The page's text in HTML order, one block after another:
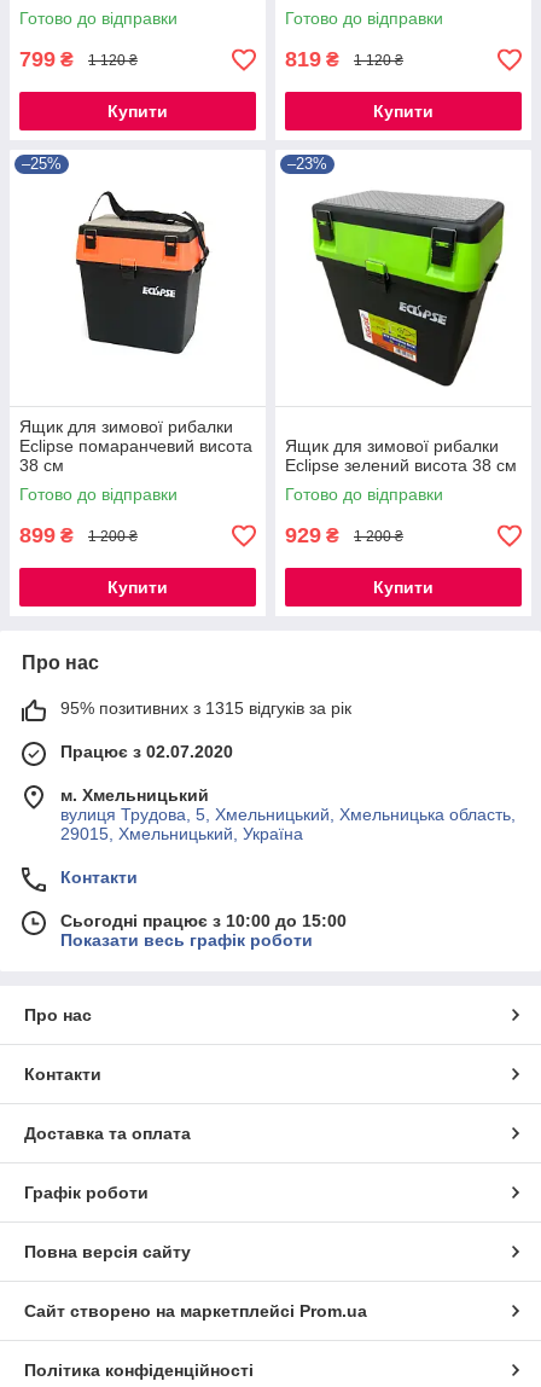
Готово до відправки
799 ₴ 1 120 ₴
Купити
Готово до відправки
819 ₴ 1 120 ₴
Купити
–25%
Ящик для зимової рибалки
Eclipse помаранчевий висота
38 см
Готово до відправки
899 ₴ 1 200 ₴
Купити
–23%
Ящик для зимової рибалки
Eclipse зелений висота 38 см
Готово до відправки
929 ₴ 1 200 ₴
Купити
Про нас
95% позитивних з 1315 відгуків за рік
Працює з 02.07.2020
м. Хмельницький
вулиця Трудова, 5, Хмельницький, Хмельницька область,
29015, Хмельницький, Україна
Контакти
Сьогодні працює з 10:00 до 15:00
Показати весь графік роботи
Про нас
Контакти
Доставка та оплата
Графік роботи
Повна версія сайту
Сайт створено на маркетплейсі Prom.ua
Політика конфіденційності